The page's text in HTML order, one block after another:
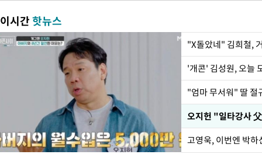
이시간핫뉴스
"X돌았네" 김희철,
'개콘' 김성원, 오늘